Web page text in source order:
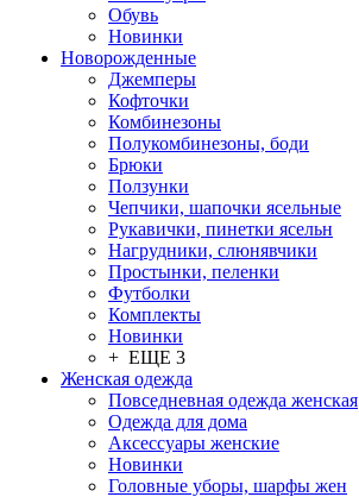
Обувь
Новинки
Новорожденные
Джемперы
Кофточки
Комбинезоны
Полукомбинезоны, боди
Брюки
Ползунки
Чепчики, шапочки ясельные
Рукавички, пинетки ясельн
Нагрудники, слюнявчики
Простынки, пеленки
Футболки
Комплекты
Новинки
+ ЕЩЕ 3
Женская одежда
Повседневная одежда женская
Одежда для дома
Аксессуары женские
Новинки
Головные уборы, шарфы жен